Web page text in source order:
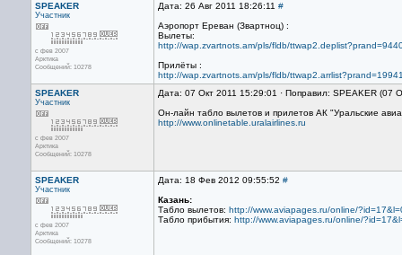
SPEAKER
Участник
с фев 2007
Арктика
Сообщений: 10278
Дата: 26 Авг 2011 18:26:11 #
Аэропорт Ереван (Звартноц) :
Вылеты:
http://wap.zvartnots.am/pls/fldb/
Прилёты :
http://wap.zvartnots.am/pls/fldb/
SPEAKER
Участник
с фев 2007
Арктика
Сообщений: 10278
Дата: 07 Окт 2011 15:29:01 · Поправил: SPEAKER (07
Он-лайн табло вылетов и прилетов АК "Уральские
http://www.onlinetable.uralairlines.ru
SPEAKER
Участник
с фев 2007
Арктика
Сообщений: 10278
Дата: 18 Фев 2012 09:55:52 #
Казань:
Табло вылетов: http://www.aviapages.ru/online/
Табло прибытия: http://www.aviapages.ru/online/